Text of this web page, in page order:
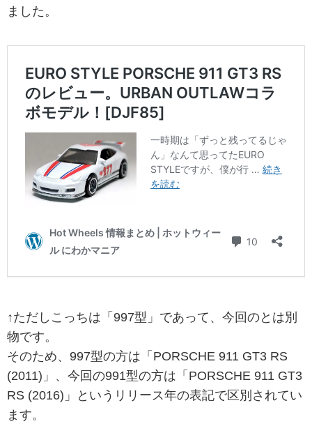
ました。
↑ただしこっちは「997型」であって、今回のとは別
物です。
そのため、997型の方は「PORSCHE 911 GT3 RS
(2011)」、今回の991型の方は「PORSCHE 911 GT3
RS (2016)」というリリース年の表記で区別されてい
ます。